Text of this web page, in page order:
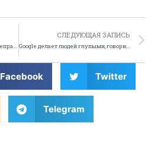
Девочку послали из школы за «неправильный зелёный цвет»
СЛЕДУЮЩАЯ ЗАПИСЬ
Google делает людей глупыми, говорит американский автор
Facebook Twitter
Telegram